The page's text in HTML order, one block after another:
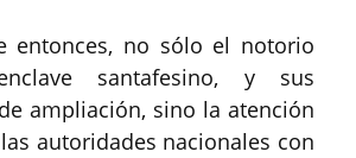
entonces, no sólo el notorio
santafesino, y sus
ampliación, sino la atención
autoridades nacionales con